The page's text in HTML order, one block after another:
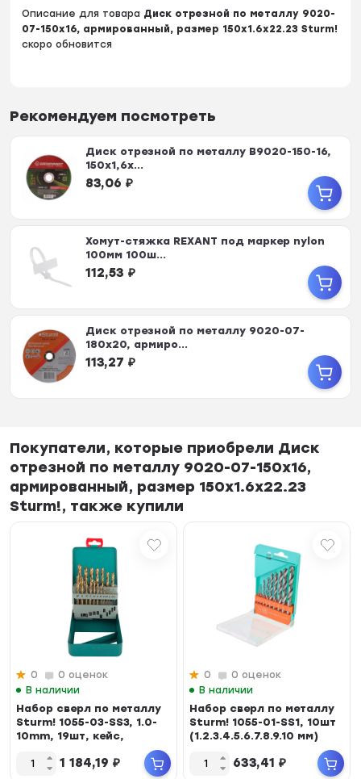
Описание для товара Диск отрезной по металлу 9020-
07-150x16, армированный, размер 150x1.6x22.23 Sturm!
скоро обновится
Рекомендуем посмотреть
Диск отрезной по металлу B9020-150-16,
150х1,6х...
83,06 ₽
Хомут-стяжка REXANT под маркер nylon
100мм 100ш...
112,53 ₽
Диск отрезной по металлу 9020-07-
180x20, армиро...
113,27 ₽
Покупатели, которые приобрели Диск
отрезной по металлу 9020-07-150x16,
армированный, размер 150x1.6x22.23
Sturm!, также купили
0
0 оценок
В наличии
Набор сверл по металлу
Sturm! 1055-03-SS3, 1.0-
10mm, 19шт, кейс,
1 184,19 ₽
0
0 оценок
В наличии
Набор сверл по металлу
Sturm! 1055-01-SS1, 10шт
(1.2.3.4.5.6.7.8.9.10 мм)
633,41 ₽